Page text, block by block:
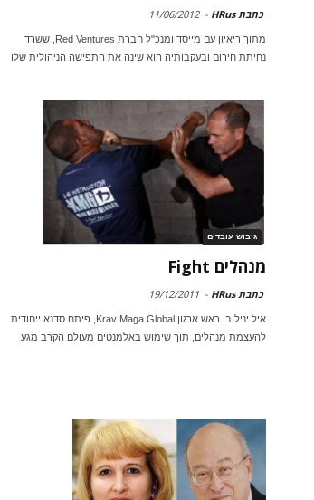
כתבת HRus -
11/06/2012
מתוך ריאיון עם מייסד ומנכ"ל חברת Red Ventures, ששרד
נחיתת חירום ובעקבותיה הוא שינה את התפישה הניהולית שלו
גיבוש עובדים
מנהלים Fight
כתבת HRus -
19/12/2011
איל ינילוב, ראש ארגון Krav Maga Global, פיתח סדנא ייחודית
להעצמת מנהלים, תוך שימוש באלמנטים מעולם הקרב מגע